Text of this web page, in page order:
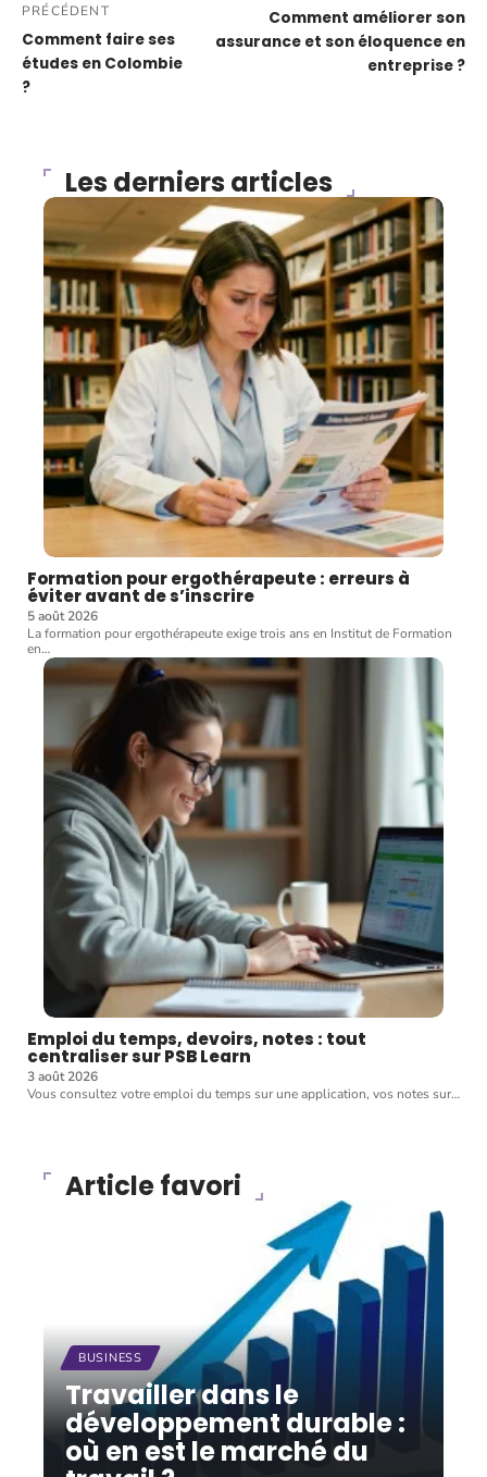
PRÉCÉDENT
Comment faire ses
études en Colombie
?
Comment améliorer son
assurance et son éloquence en
entreprise ?
Les derniers articles
Formation pour ergothérapeute : erreurs à
éviter avant de s’inscrire
5 août 2026
La formation pour ergothérapeute exige trois ans en Institut de Formation
en…
Emploi du temps, devoirs, notes : tout
centraliser sur PSB Learn
3 août 2026
Vous consultez votre emploi du temps sur une application, vos notes sur…
Article favori
BUSINESS
Travailler dans le
développement durable :
où en est le marché du